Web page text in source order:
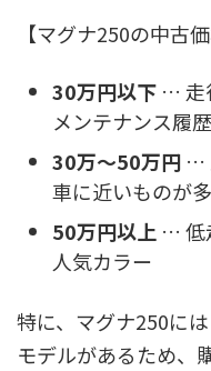
【マグナ250の中古価
30万円以下 … 走
メンテナンス履
30万〜50万円 …
車に近いものが
50万円以上 … 低
人気カラー
特に、マグナ250に
モデルがあるため、